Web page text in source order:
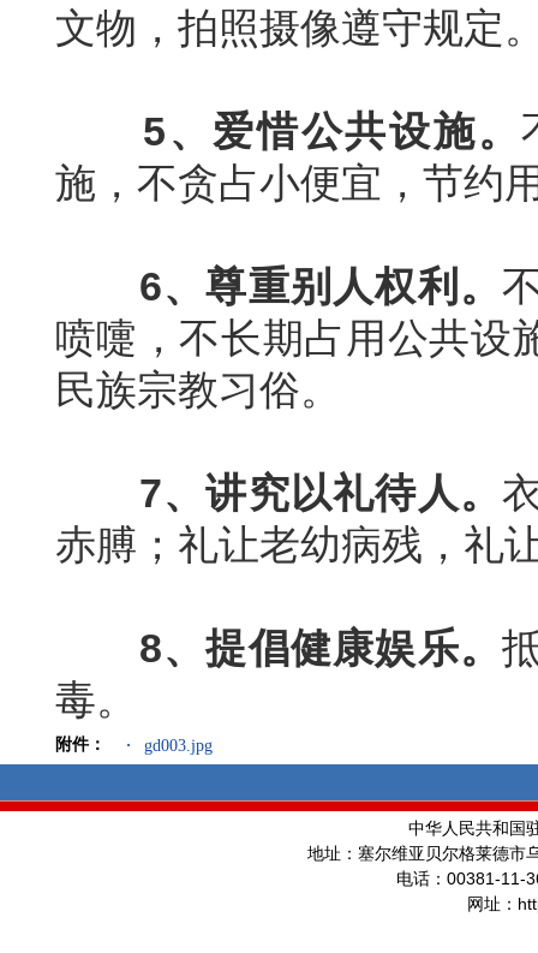
文物，拍照摄像遵守规定
5、爱惜公共设施。
施，不贪占小便宜，节约
6、尊重别人权利。
喷嚏，不长期占用公共设
民族宗教习俗。
7、讲究以礼待人。
赤膊；礼让老幼病残，礼
8、提倡健康娱乐。
毒。
附件： gd003.jpg
中华人民共和国
地址：塞尔维亚贝尔格莱德市
电话： 00381-11-
网址：